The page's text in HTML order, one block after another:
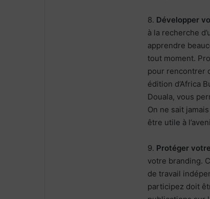
8. Développer
à la recherche
apprendre
tout moment.
pour rencontrer
édition d’Africa
Douala, vous
On ne sait
être utile à
9. Protéger
votre branding.
de travail
participez doit